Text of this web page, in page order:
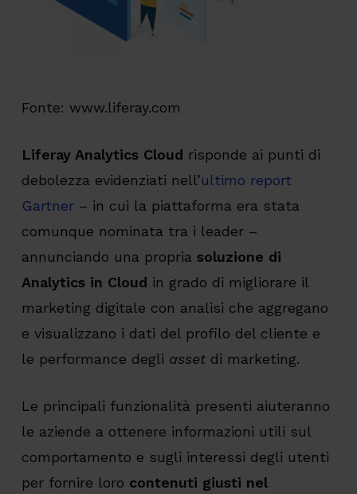
Fonte: www.liferay.com
Liferay Analytics Cloud risponde ai punti di
debolezza evidenziati nell’ultimo report
Gartner– in cui la piattaforma era stata
comunque nominata tra i leader –
annunciando una propria soluzione di
Analytics in Cloud in grado di migliorare il
marketing digitale con analisi che aggregano
e visualizzano i dati del profilo del cliente e
le performance degli assetdi marketing.
Le principali funzionalità presenti aiuteranno
le aziende a ottenere informazioni utili sul
comportamento e sugli interessi degli utenti
per fornire loro contenuti giusti nel